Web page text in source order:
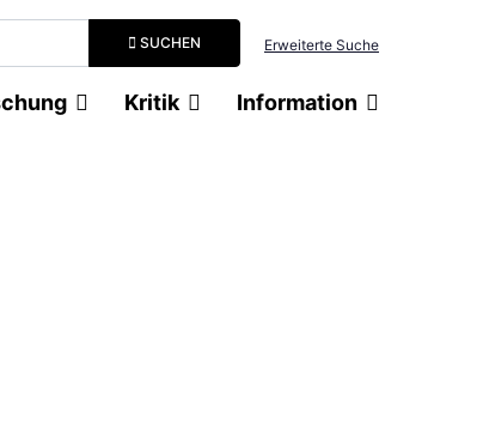
SUCHEN Erweiterte Suche
Kritik Information